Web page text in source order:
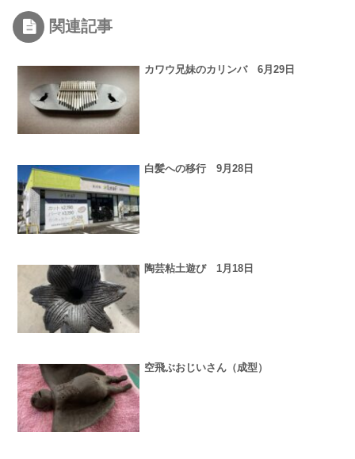
関連記事
カワウ兄妹のカリンバ 6月29日
白髪への移行 9月28日
陶芸粘土遊び 1月18日
空飛ぶおじいさん（成型）